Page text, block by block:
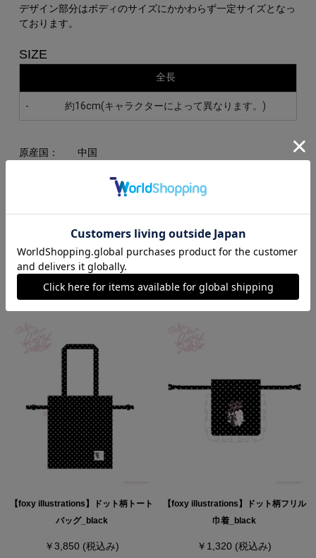
デザイン部分はボディのサイズにかかわらず一定サイズとなっ
ております。
SIZE
全長
- 約16cm(キャラクターによって異なります。)
原産国： 中国
ポリエステル
RECOMMEND
【foxy illustrations】ドット柄トート
バッグ_black
￥3,850 (税込み)
【foxy illustrations】ドット柄フリル
巾着_black
￥1,320 (税込み)